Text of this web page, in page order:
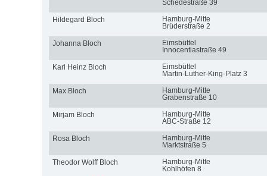
Schedestraße 39
Hildegard Bloch
Hamburg-Mitte
Brüderstraße 2
Johanna Bloch
Eimsbüttel
Innocentiastraße 49
Karl Heinz Bloch
Eimsbüttel
Martin-Luther-King-Platz 3
Max Bloch
Hamburg-Mitte
Grabenstraße 10
Mirjam Bloch
Hamburg-Mitte
ABC-Straße 12
Rosa Bloch
Hamburg-Mitte
Marktstraße 5
Theodor Wolff Bloch
Hamburg-Mitte
Kohlhöfen 8